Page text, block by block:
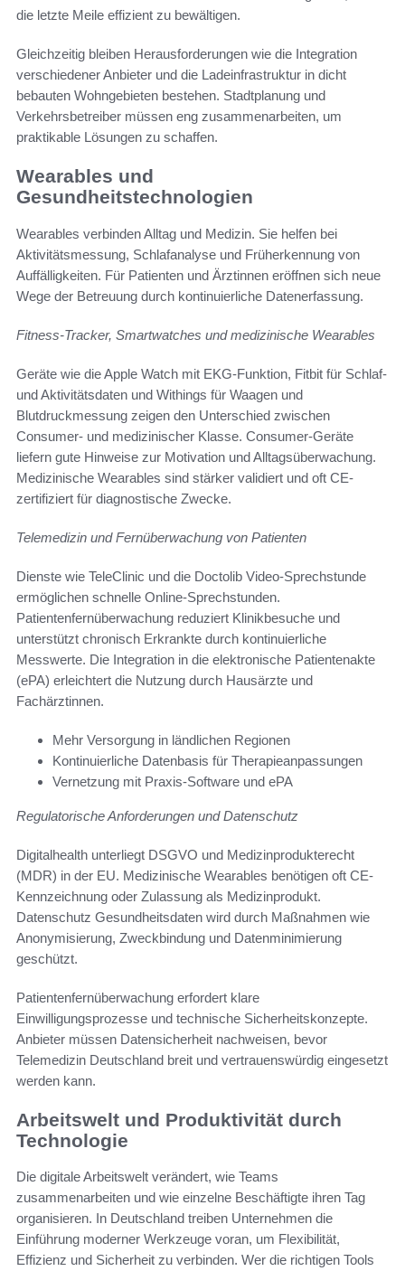
die letzte Meile effizient zu bewältigen.
Gleichzeitig bleiben Herausforderungen wie die Integration
verschiedener Anbieter und die Ladeinfrastruktur in dicht
bebauten Wohngebieten bestehen. Stadtplanung und
Verkehrsbetreiber müssen eng zusammenarbeiten, um
praktikable Lösungen zu schaffen.
Wearables und
Gesundheitstechnologien
Wearables verbinden Alltag und Medizin. Sie helfen bei
Aktivitätsmessung, Schlafanalyse und Früherkennung von
Auffälligkeiten. Für Patienten und Ärztinnen eröffnen sich neue
Wege der Betreuung durch kontinuierliche Datenerfassung.
Fitness-Tracker, Smartwatches und medizinische Wearables
Geräte wie die Apple Watch mit EKG-Funktion, Fitbit für Schlaf-
und Aktivitätsdaten und Withings für Waagen und
Blutdruckmessung zeigen den Unterschied zwischen
Consumer- und medizinischer Klasse. Consumer-Geräte
liefern gute Hinweise zur Motivation und Alltagsüberwachung.
Medizinische Wearables sind stärker validiert und oft CE-
zertifiziert für diagnostische Zwecke.
Telemedizin und Fernüberwachung von Patienten
Dienste wie TeleClinic und die Doctolib Video-Sprechstunde
ermöglichen schnelle Online-Sprechstunden.
Patientenfernüberwachung reduziert Klinikbesuche und
unterstützt chronisch Erkrankte durch kontinuierliche
Messwerte. Die Integration in die elektronische Patientenakte
(ePA) erleichtert die Nutzung durch Hausärzte und
Fachärztinnen.
Mehr Versorgung in ländlichen Regionen
Kontinuierliche Datenbasis für Therapieanpassungen
Vernetzung mit Praxis-Software und ePA
Regulatorische Anforderungen und Datenschutz
Digitalhealth unterliegt DSGVO und Medizinprodukterecht
(MDR) in der EU. Medizinische Wearables benötigen oft CE-
Kennzeichnung oder Zulassung als Medizinprodukt.
Datenschutz Gesundheitsdaten wird durch Maßnahmen wie
Anonymisierung, Zweckbindung und Datenminimierung
geschützt.
Patientenfernüberwachung erfordert klare
Einwilligungsprozesse und technische Sicherheitskonzepte.
Anbieter müssen Datensicherheit nachweisen, bevor
Telemedizin Deutschland breit und vertrauenswürdig eingesetzt
werden kann.
Arbeitswelt und Produktivität durch
Technologie
Die digitale Arbeitswelt verändert, wie Teams
zusammenarbeiten und wie einzelne Beschäftigte ihren Tag
organisieren. In Deutschland treiben Unternehmen die
Einführung moderner Werkzeuge voran, um Flexibilität,
Effizienz und Sicherheit zu verbinden. Wer die richtigen Tools